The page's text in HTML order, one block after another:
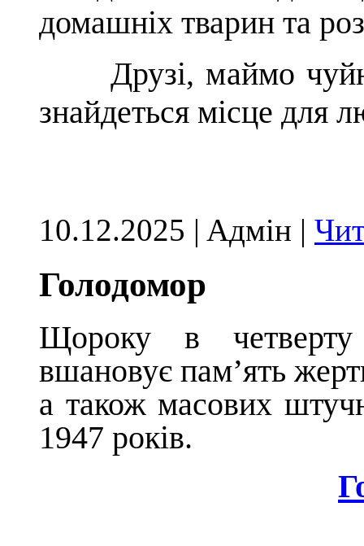
домашніх тварин та
Друзі, маймо
знайдеться місце для
10.12.2025 | Aдмін |
Голодомор
Щороку в четверту
вшановує пам’ять
а також масових
1947 років.